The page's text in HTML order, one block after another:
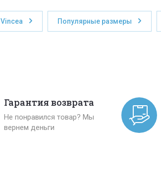
Vincea Популярные размеры
Гарантия возврата
Не понравился товар? Мы
вернем деньги